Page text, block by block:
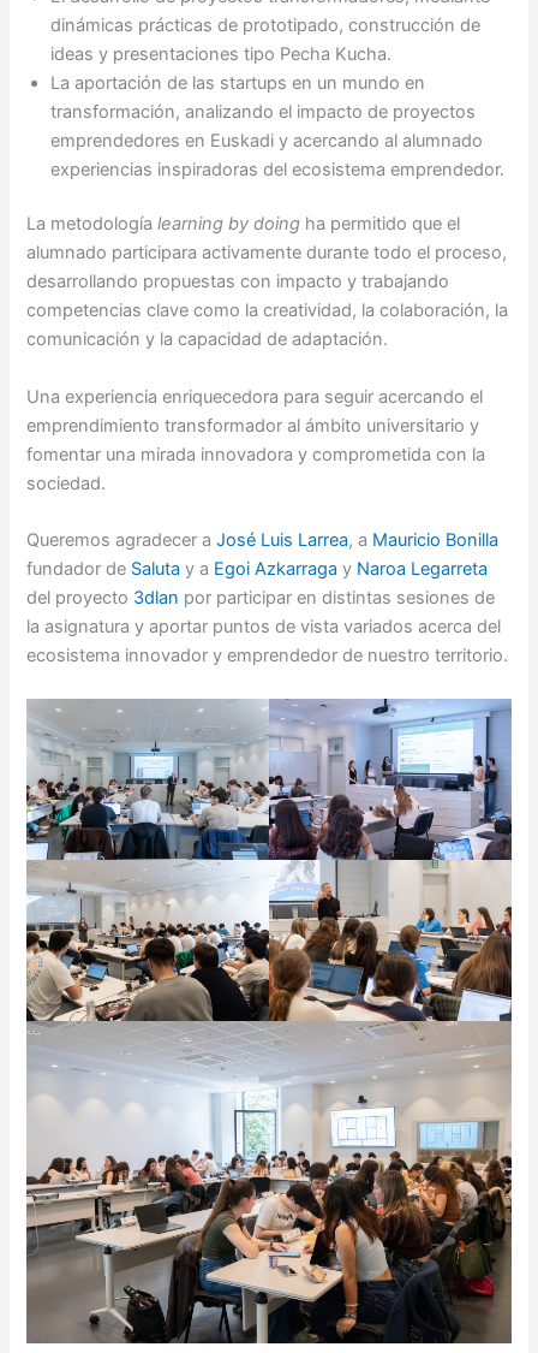
dinámicas prácticas de prototipado, construcción de
ideas y presentaciones tipo Pecha Kucha.
La aportación de las startups en un mundo en
transformación, analizando el impacto de proyectos
emprendedores en Euskadi y acercando al alumnado
experiencias inspiradoras del ecosistema emprendedor.
La metodologíalearning by doing ha permitido que el
alumnado participara activamente durante todo el proceso,
desarrollando propuestas con impacto y trabajando
competencias clave como la creatividad, la colaboración, la
comunicación y la capacidad de adaptación.
Una experiencia enriquecedora para seguir acercando el
emprendimiento transformador al ámbito universitario y
fomentar una mirada innovadora y comprometida con la
sociedad.
Queremos agradecer aJosé Luis Larrea, a Mauricio Bonilla
fundador de Saluta y a Egoi Azkarraga y Naroa Legarreta
del proyecto 3dlan por participar en distintas sesiones de
la asignatura y aportar puntos de vista variados acerca del
ecosistema innovador y emprendedor de nuestro territorio.